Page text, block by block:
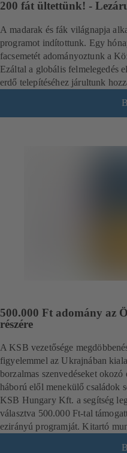
200 fát ültettünk! -
A madarak és fák világnapja
programot indítottunk. Egy
facsemetét adományoztunk a
Ezáltal a globális felmelegedés
erdő telepítéséhez járultunk
500.000 Ft adomány az
részére
A KSB vezetősége
figyelemmel az Ukrajnában
borzalmas szenvedéseket
háború elől menekülő családok
KSB Hungary Kft. a segítség
választva 500.000 Ft-tal
ezirányú programját. Kitartó